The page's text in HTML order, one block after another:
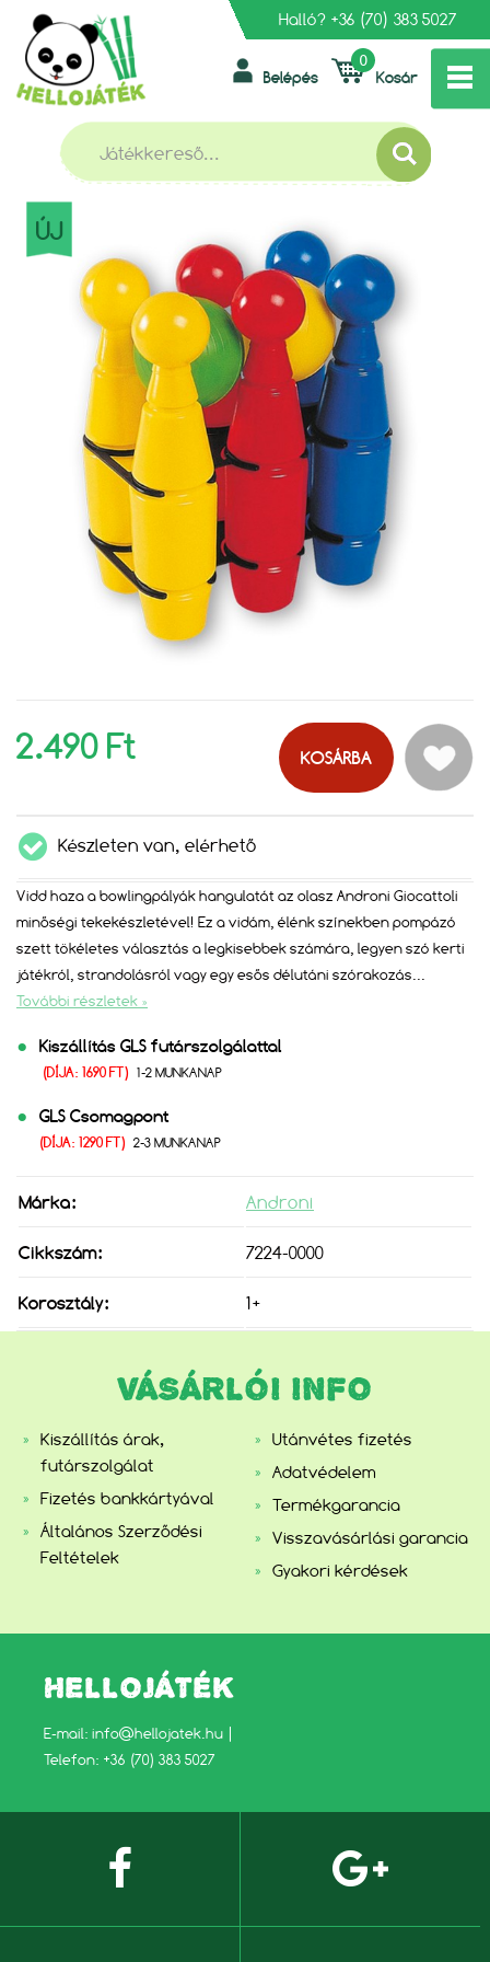
Halló? +36 (70) 383 5027
Kosár
0
Belépés
FŐOLDAL KERTI, KÜLTÉRI JÁTÉKOK »
BOWLING SZETT 6+2 DB-OS
BOWLING SZETT 6+2 DB-OS
ÚJ
2.490 Ft KOSÁRBA
Készleten van, elérhető
Vidd haza a bowlingpályák hangulatát az olasz Androni Giocattoli
minőségi tekekészletével! Ez a vidám, élénk színekben pompázó
szett tökéletes választás a legkisebbek számára, legyen szó kerti
játékról, strandolásról vagy egy esős délutáni szórakozás
További részletek »
Kiszállítás GLS futárszolgálattal
(DÍJA: 1690 FT) 1-2 MUNKANAP
GLS Csomagpont
(DÍJA: 1290 FT) 2-3 MUNKANAP
Márka: Androni
Cikkszám: 7224-0000
Korosztály: 1+
VÁSÁRLÓI INFO
Kiszállítás árak,
futárszolgálat
Fizetés bankkártyával
Általános Szerződési
Feltételek
Utánvétes fizetés
Adatvédelem
Termékgarancia
Visszavásárlási garancia
Gyakori kérdések
HELLOJÁTÉK
E-mail: info@hellojatek.hu
Telefon: +36 (70) 383 5027